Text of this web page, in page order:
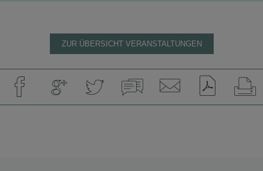
ZUR ÜBERSICHT VERANSTALTUNGEN